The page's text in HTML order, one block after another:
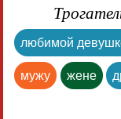
любимой
мужу жене